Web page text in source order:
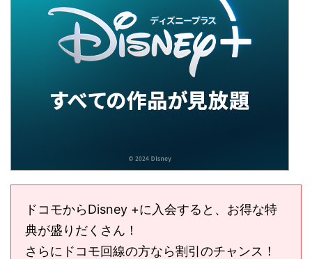
ドコモからDisney +に入会すると、お得な特
典が盛りだくさん！
さらにドコモ回線の方なら割引のチャンス！